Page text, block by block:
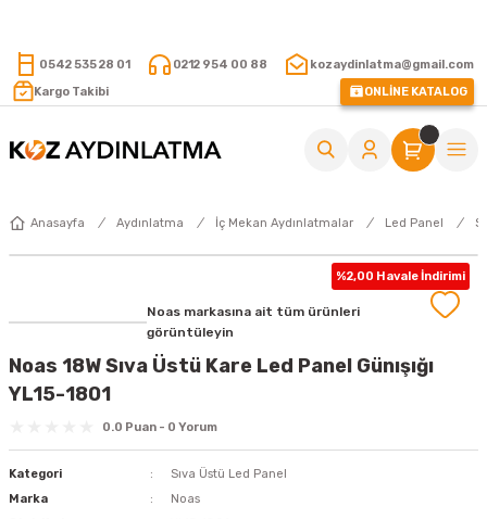
0542 535 28 01 0212 954 00 88
kozaydinlatma@gmail.com
Kargo Takibi
ONLİNE KATALOG
Anasayfa Aydınlatma İç Mekan Aydınlatmalar Led Panel
%2,00 Havale İndirimi
Noas markasına ait tüm ürünleri
görüntüleyin
Noas 18W Sıva Üstü Kare Led Panel Günışığı
YL15-1801
0.0 Puan - 0 Yorum
Kategori
Sıva Üstü Led Panel
Marka
Noas